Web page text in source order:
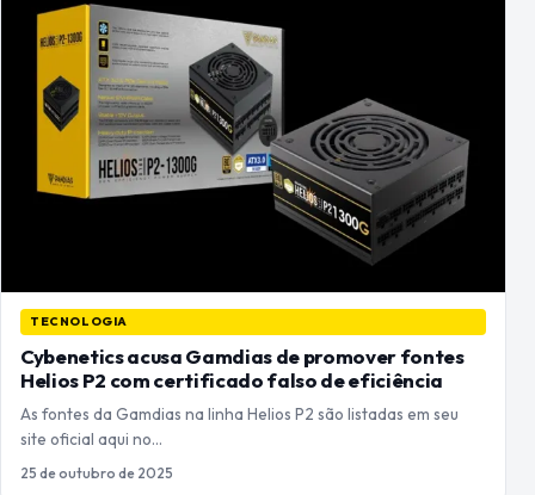
TECNOLOGIA
Cybenetics acusa Gamdias de promover fontes
Helios P2 com certificado falso de eficiência
As fontes da Gamdias na linha Helios P2 são listadas em seu
site oficial aqui no…
25 de outubro de 2025